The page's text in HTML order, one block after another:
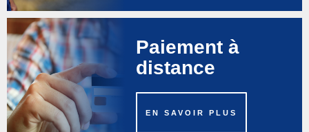
Paiement à
distance
EN SAVOIR PLUS